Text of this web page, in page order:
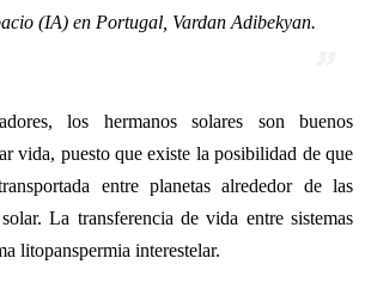
(IA) en Portugal, Vardan Adibekyan.
los hermanos solares son buenos
vida, puesto que existe la posibilidad de que
entre planetas alrededor de las
solar.La transferencia de vida entre sistemas
litopanspermia interestelar.